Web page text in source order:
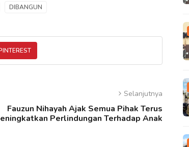
DIBANGUN
Selanjutnya
Fauzun Nihayah Ajak Semua Pihak Terus
Perlindungan Terhadap Anak